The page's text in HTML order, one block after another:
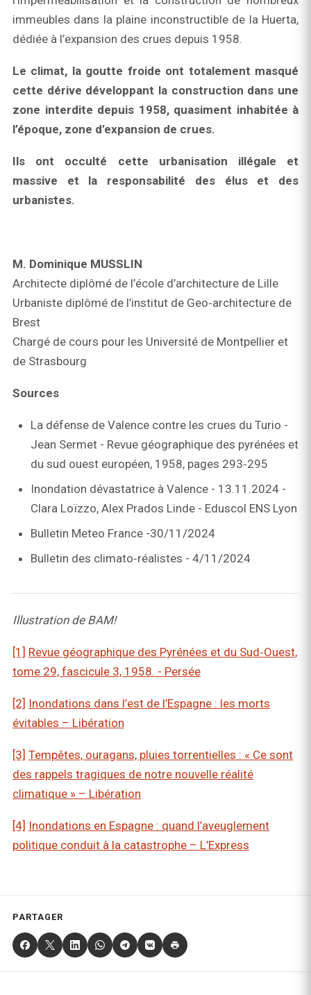
immeubles dans la plaine inconstructible de la Huerta,
dédiée à l’expansion des crues depuis 1958.
Le climat, la goutte froide ont totalement masqué
cette dérive développant la construction dans une
zone interdite depuis 1958, quasiment inhabitée à
l’époque, zone d’expansion de crues.
Ils ont occulté cette urbanisation illégale et
massive et la responsabilité des élus et des
urbanistes.
M. Dominique MUSSLIN
Architecte diplômé de l’école d’architecture de Lille
Urbaniste diplômé de l’institut de Geo‑architecture de
Brest
Chargé de cours pour les Université de Montpellier et
de Strasbourg
Sources
La défense de Valence contre les crues du Turio -
Jean Sermet - Revue géographique des pyrénées et
du sud ouest européen, 1958, pages 293‑295
Inondation dévastatrice à Valence - 13.11.2024 -
Clara Loïzzo, Alex Prados Linde - Eduscol ENS Lyon
Bulletin Meteo France -30/11/2024
Bulletin des climato‑réalistes - 4/11/2024
Illustration de BAM!
[1] Revue géographique des Pyrénées et du Sud‑Ouest,
tome 29, fascicule 3, 1958. - Persée
[2] Inondations dans l’est de l’Espagne : les morts
évitables – Libération
[3] Tempêtes, ouragans, pluies torrentielles : « Ce sont
des rappels tragiques de notre nouvelle réalité
climatique » – Libération
[4] Inondations en Espagne : quand l’aveuglement
politique conduit à la catastrophe – L’Express
PARTAGER